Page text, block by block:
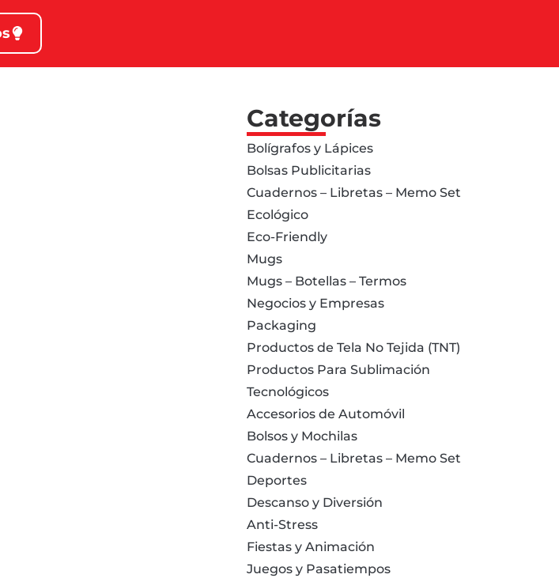
Categorías
Bolígrafos y Lápices
Bolsas Publicitarias
Cuadernos – Libretas – Memo Set
Ecológico
Eco-Friendly
Mugs
Mugs – Botellas – Termos
Negocios y Empresas
Packaging
Productos de Tela No Tejida (TNT)
Productos Para Sublimación
Tecnológicos
Accesorios de Automóvil
Bolsos y Mochilas
Cuadernos – Libretas – Memo Set
Deportes
Descanso y Diversión
Anti-Stress
Fiestas y Animación
Juegos y Pasatiempos